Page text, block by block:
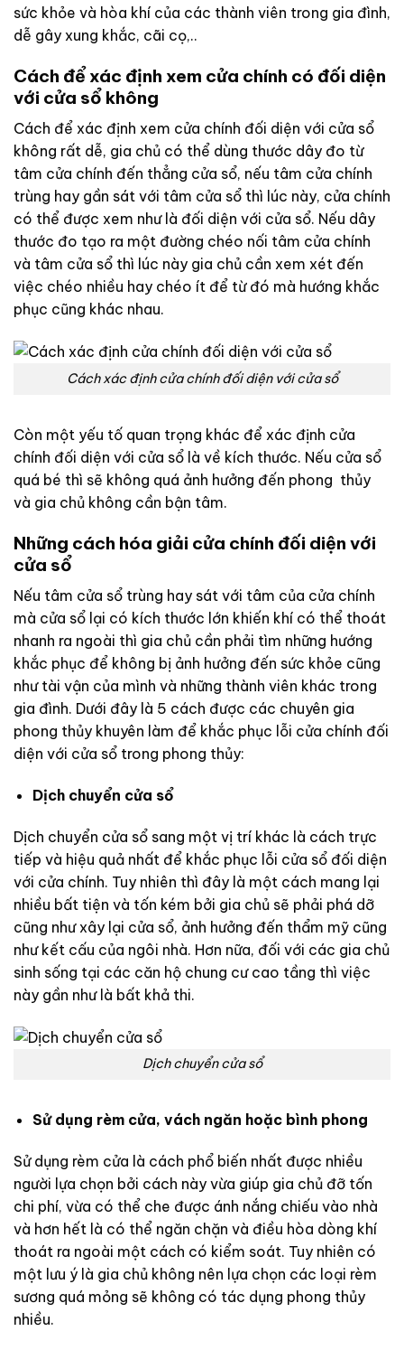
sức khỏe và hòa khí của các thành viên trong gia đình,
dễ gây xung khắc, cãi cọ,..
Cách để xác định xem cửa chính có đối diện
với cửa sổ không
Cách để xác định xem cửa chính đối diện với cửa sổ
không rất dễ, gia chủ có thể dùng thước dây đo từ
tâm cửa chính đến thẳng cửa sổ, nếu tâm cửa chính
trùng hay gần sát với tâm cửa sổ thì lúc này, cửa chính
có thể được xem như là đối diện với cửa sổ. Nếu dây
thước đo tạo ra một đường chéo nối tâm cửa chính
và tâm cửa sổ thì lúc này gia chủ cần xem xét đến
việc chéo nhiều hay chéo ít để từ đó mà hướng khắc
phục cũng khác nhau.
Cách xác định cửa chính đối diện với cửa sổ
Còn một yếu tố quan trọng khác để xác định cửa
chính đối diện với cửa sổ là về kích thước. Nếu cửa sổ
quá bé thì sẽ không quá ảnh hưởng đến phong thủy
và gia chủ không cần bận tâm.
Những cách hóa giải cửa chính đối diện với
cửa sổ
Nếu tâm cửa sổ trùng hay sát với tâm của cửa chính
mà cửa sổ lại có kích thước lớn khiến khí có thể thoát
nhanh ra ngoài thì gia chủ cần phải tìm những hướng
khắc phục để không bị ảnh hưởng đến sức khỏe cũng
như tài vận của mình và những thành viên khác trong
gia đình. Dưới đây là 5 cách được các chuyên gia
phong thủy khuyên làm để khắc phục lỗi cửa chính đối
diện với cửa sổ trong phong thủy:
Dịch chuyển cửa sổ
Dịch chuyển cửa sổ sang một vị trí khác là cách trực
tiếp và hiệu quả nhất để khắc phục lỗi cửa sổ đối diện
với cửa chính. Tuy nhiên thì đây là một cách mang lại
nhiều bất tiện và tốn kém bởi gia chủ sẽ phải phá dỡ
cũng như xây lại cửa sổ, ảnh hưởng đến thẩm mỹ cũng
như kết cấu của ngôi nhà. Hơn nữa, đối với các gia chủ
sinh sống tại các căn hộ chung cư cao tầng thì việc
này gần như là bất khả thi.
Dịch chuyển cửa sổ
Sử dụng rèm cửa, vách ngăn hoặc bình phong
Sử dụng rèm cửa là cách phổ biến nhất được nhiều
người lựa chọn bởi cách này vừa giúp gia chủ đỡ tốn
chi phí, vừa có thể che được ánh nắng chiếu vào nhà
và hơn hết là có thể ngăn chặn và điều hòa dòng khí
thoát ra ngoài một cách có kiểm soát. Tuy nhiên có
một lưu ý là gia chủ không nên lựa chọn các loại rèm
sương quá mỏng sẽ không có tác dụng phong thủy
nhiều.